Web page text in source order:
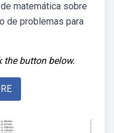
matemática sobre
de problemas para
the button below.